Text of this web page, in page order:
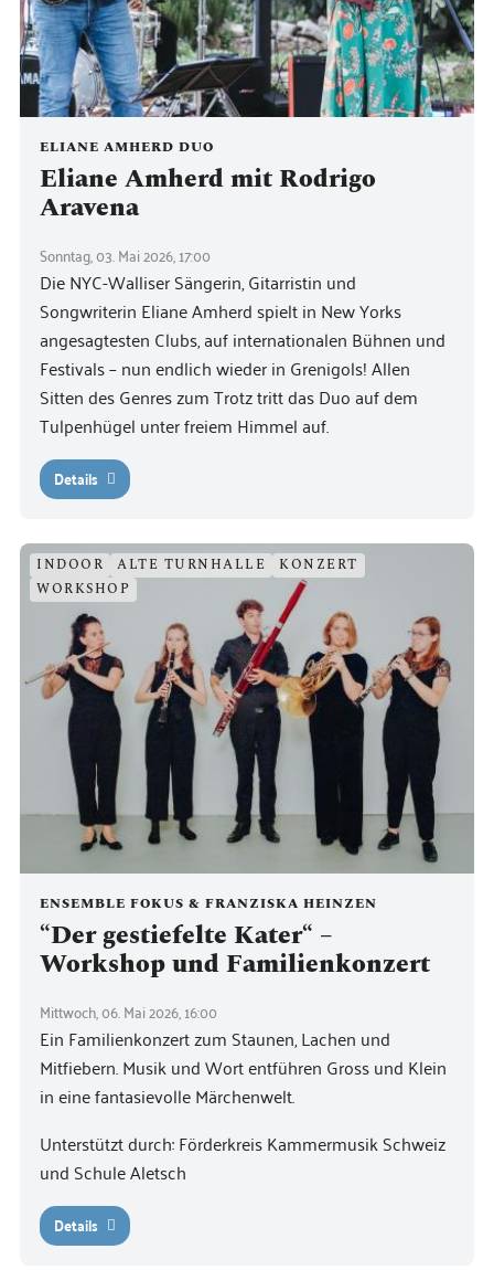
ELIANE AMHERD DUO
Eliane Amherd mit Rodrigo
Aravena
Sonntag, 03. Mai 2026, 17:00
Die NYC-Walliser Sängerin, Gitarristin und
Songwriterin Eliane Amherd spielt in New Yorks
angesagtesten Clubs, auf internationalen Bühnen und
Festivals – nun endlich wieder in Grenigols! Allen
Sitten des Genres zum Trotz tritt das Duo auf dem
Tulpenhügel unter freiem Himmel auf.
Details
INDOOR ALTE TURNHALLE
KONZERT
WORKSHOP
ENSEMBLE FOKUS & FRANZISKA HEINZEN
“Der gestiefelte Kater“ –
Workshop und Familienkonzert
Mittwoch, 06. Mai 2026, 16:00
Ein Familienkonzert zum Staunen, Lachen und
Mitfiebern. Musik und Wort entführen Gross und Klein
in eine fantasievolle Märchenwelt.
Unterstützt durch: Förderkreis Kammermusik Schweiz
und Schule Aletsch
Details